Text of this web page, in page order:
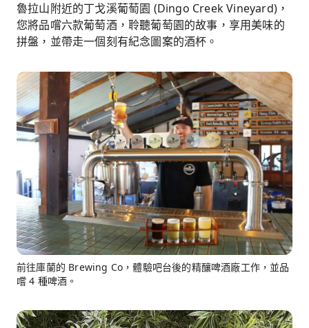
魯拉山附近的丁戈溪葡萄園 (Dingo Creek Vineyard)，
您將品嚐六款葡萄酒，聆聽葡萄園的故事，享用美味的
拼盤，並帶走一個刻有紀念圖案的酒杯。
前往庫蘭的 Brewing Co，體驗吧台後的精釀啤酒廠工作，並品
嚐 4 種啤酒。